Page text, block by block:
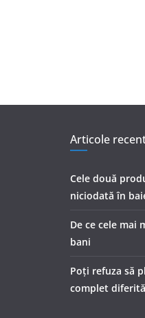
Articole
Cele două
niciodată în
De ce cele mai
bani
Poți refuza să
complet